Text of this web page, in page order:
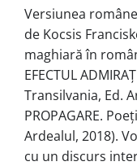
Versiunea
de Kocsis
maghiară în
EFECTUL
Transilvania, Ed.
PROPAGARE.
Ardealul, 2018).
cu un discurs